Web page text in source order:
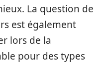
La question de
est également
lors de la
pour des types